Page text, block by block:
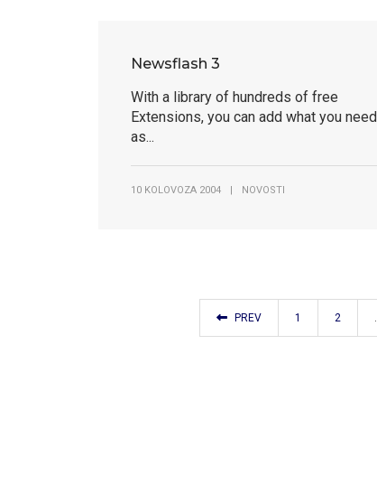
Newsflash 3
With a library of hundreds of free
Extensions, you can add what you need
as...
10 KOLOVOZA 2004 NOVOSTI
PREV 1 2